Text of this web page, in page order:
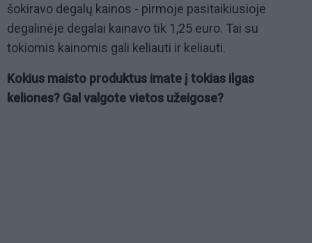
šokiravo degalų kainos - pirmoje pasitaikiusioje
degalinėje degalai kainavo tik 1,25 euro. Tai su
tokiomis kainomis gali keliauti ir keliauti.
Kokius maisto produktus imate į tokias ilgas
keliones? Gal valgote vietos užeigose?